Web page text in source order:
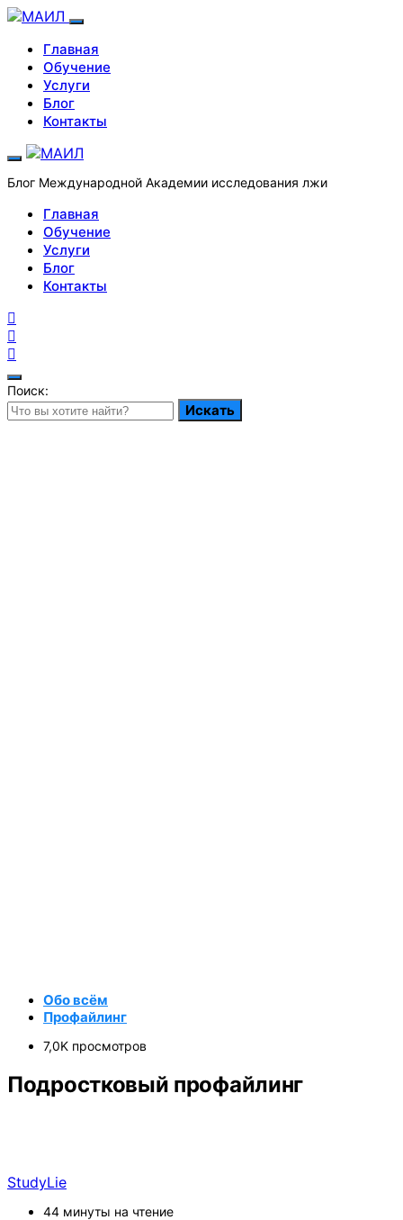
Главная
Обучение
Услуги
Блог
Контакты
Блог Международной Академии исследования лжи
Главная
Обучение
Услуги
Блог
Контакты
Поиск:
Искать
Обо всём
Профайлинг
7,0K просмотров
Подростковый профайлинг
StudyLie
44 минуты на чтение